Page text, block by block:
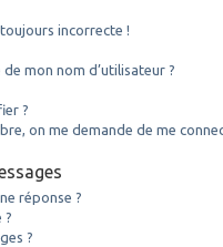
incorrecte !
mon nom d’utilisateur ?
?
on me demande de me
réponse ?
?
?